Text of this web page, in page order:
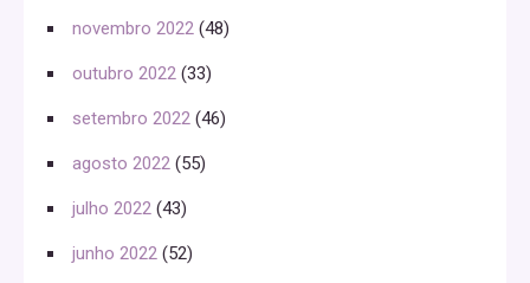
novembro 2022 (48)
outubro 2022 (33)
setembro 2022 (46)
agosto 2022 (55)
julho 2022 (43)
junho 2022 (52)